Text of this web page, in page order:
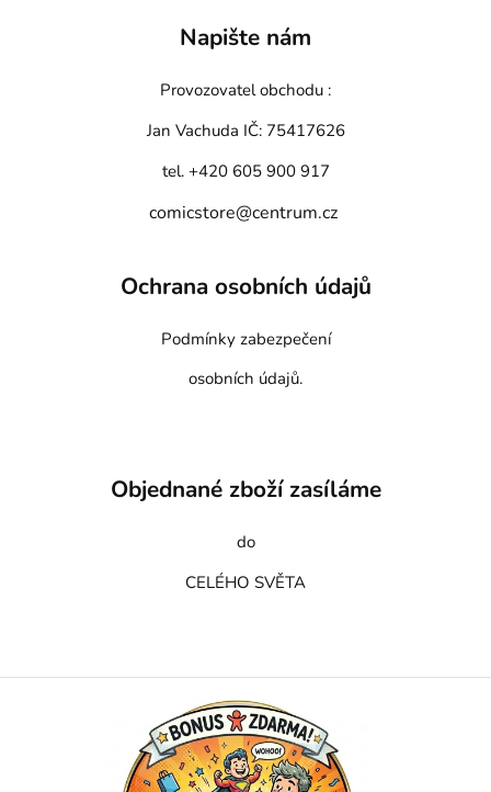
Napište nám
Provozovatel obchodu :
Jan Vachuda IČ: 75417626
tel. +420 605 900 917
comicstore@centrum.cz
Ochrana osobních údajů
Podmínky zabezpečení
osobních údajů.
Objednané zboží zasíláme
do
CELÉHO SVĚTA